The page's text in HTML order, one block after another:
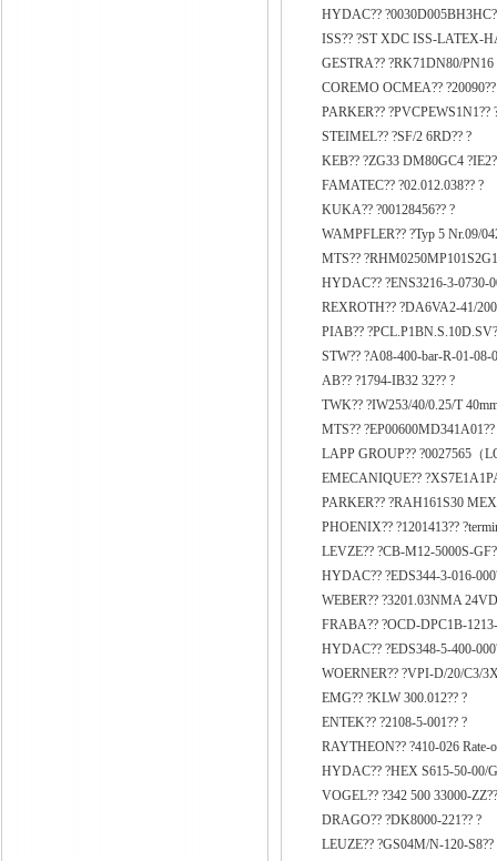
HYDAC??
ISS?? ?ST XDC ISS-LATEX-
GESTRA?? ?RK71DN80/PN16
COREMO OCMEA??
PARKER?? ?PVCPEWS1N1??
STEIMEL?? ?SF/2 6RD?? ?
KEB?? ?ZG33 DM80GC4
FAMATEC?? ?02.012.038?? ?
KUKA?? ?00128456?? ?
WAMPFLER?? ?Typ 5 Nr.09/
MTS??
HYDAC?? ?ENS3216-3-0730-
REXROTH?? ?DA6VA2-41/
PIAB??
STW?? ?A08-400-bar-R-01-08-
AB?? ?1794-IB32 32?? ?
TWK?? ?IW253/40/0.25/T
MTS?? ?EP00600MD341A01??
LAPP GROUP?? ?0027565（
EMECANIQUE??
PARKER?? ?RAH161S30
PHOENIX?? ?1201413??
LEVZE?? ?CB-M12-5000S-
HYDAC?? ?EDS344-3-016-
WEBER?? ?3201.03NMA
FRABA?? ?OCD-DPC1B-
HYDAC?? ?EDS348-5-400-
WOERNER?? ?VPI-D/20/C3/
EMG?? ?KLW 300.012?? ?
ENTEK?? ?2108-5-001?? ?
RAYTHEON?? ?410-026 Rate-
HYDAC?? ?HEX S615-50-00/
VOGEL?? ?342 500 33000-
DRAGO?? ?DK8000-221?? ?
LEUZE?? ?GS04M/N-120-S8??